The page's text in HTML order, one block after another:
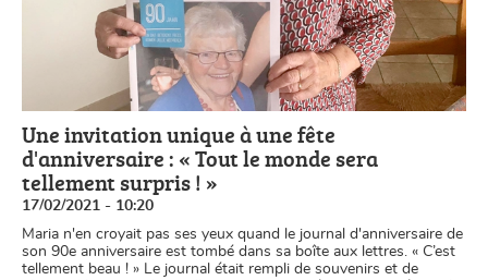
Une invitation unique à une fête
d'anniversaire : « Tout le monde sera
tellement surpris ! »
17/02/2021 - 10:20
Maria n'en croyait pas ses yeux quand le journal d'anniversaire de
son 90e anniversaire est tombé dans sa boîte aux lettres. « C’est
tellement beau ! » Le journal était rempli de souvenirs et de